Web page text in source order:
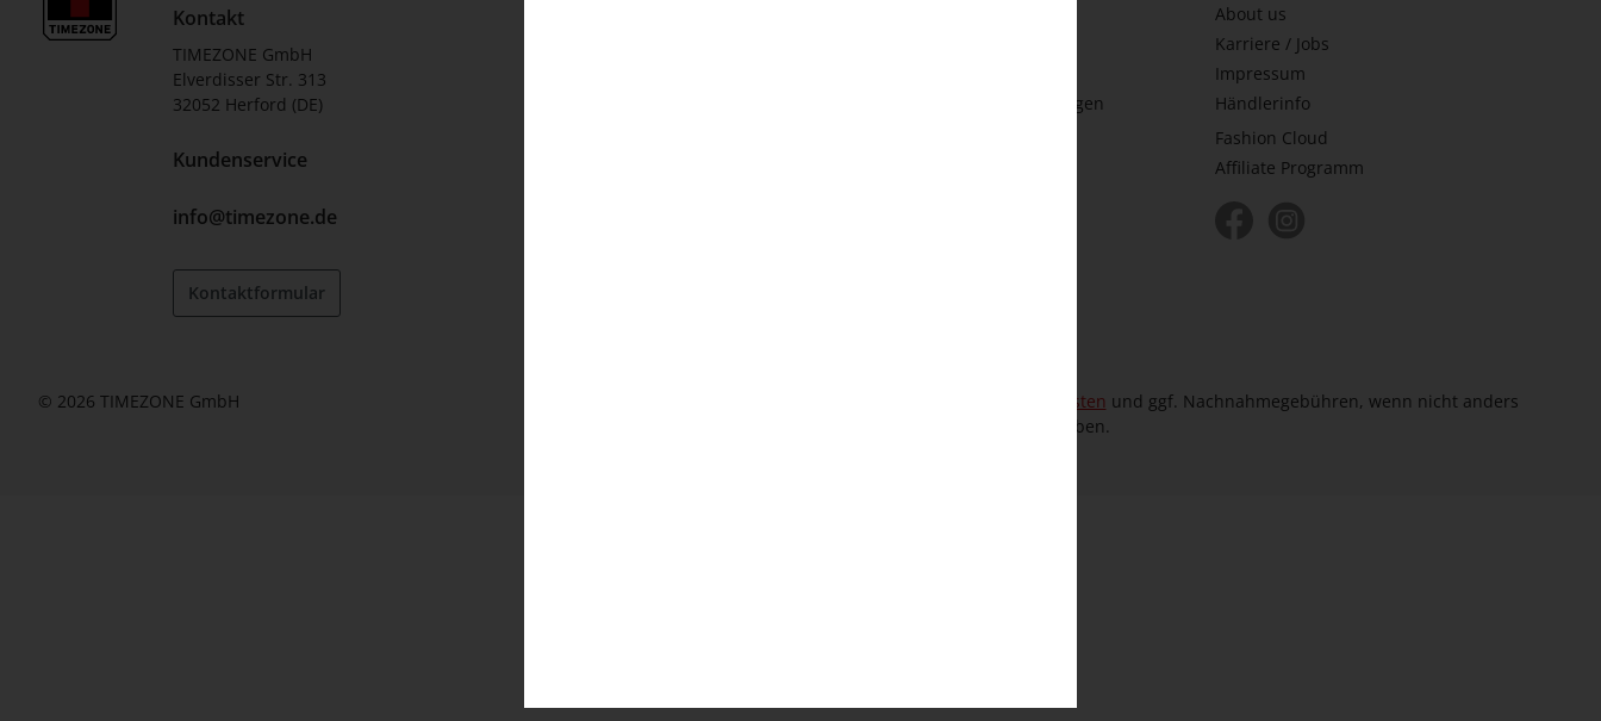
Kontakt
TIMEZONE GmbH
Elverdisser Str. 313
32052 Herford (DE)
Kundenservice
info@timezone.de
Kontaktformular
Allgemeine Geschäftsbedingungen
About us
Karriere / Jobs
Impressum
Händlerinfo
Fashion Cloud
Affiliate Programm
© 2026 TIMEZONE GmbH Versandkosten und ggf. Nachnahmegebühren, wenn nicht anders
angegeben.